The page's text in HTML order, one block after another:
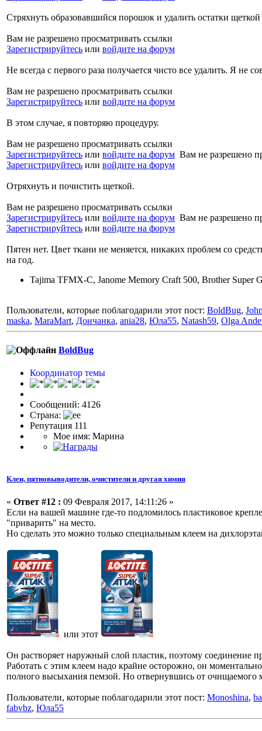
Стряхнуть образовавшийся порошок и удалить остатки
Вам не разрешено просматривать ссылки
Зарегистрируйтесь или войдите на форум
Не всегда с первого раза получается чисто все удалить. Я не
Вам не разрешено просматривать ссылки
Зарегистрируйтесь или войдите на форум
В этом случае, я повторяю процедуру.
Вам не разрешено просматривать ссылки
Зарегистрируйтесь или войдите на форум Вам не разрешено
Зарегистрируйтесь или войдите на форум
Отряхнуть и почистить щеткой.
Вам не разрешено просматривать ссылки
Зарегистрируйтесь или войдите на форум Вам не разрешено
Зарегистрируйтесь или войдите на форум
Пятен нет. Цвет ткани не меняется, никаких проблем со
на год.
Tajima TFMX-C, Janome Memory Craft 500, Brother Super
Пользователи, которые поблагодарили этот пост: BoldBug,
maska, MaraMart, Дончанка, ania28, Юла55, Natash59, Olga
BoldBug
Координатор темы
Сообщений: 4126
Страна:
Репутация 111
Мое имя: Марина
Клеи, пятновыводители, очистители и другая химия
« Ответ #12 : 09 Февраля 2017, 14:11:26 »
Если на вашей машине где-то подломилось пластиковое
"приварить" на место.
Но сделать это можно только специальным клеем на
или этот
Он растворяет наружный слой пластик, поэтому соединение
Работать с этим клеем надо крайне осторожно, он
полного высыхания пемзой. Но отвернувшись от
Пользователи, которые поблагодарили этот пост: Monoshina,
fabvbz, Юла55